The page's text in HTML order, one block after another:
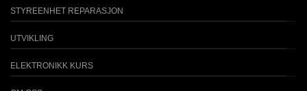
STYREENHET REPARASJON
UTVIKLING
ELEKTRONIKK KURS